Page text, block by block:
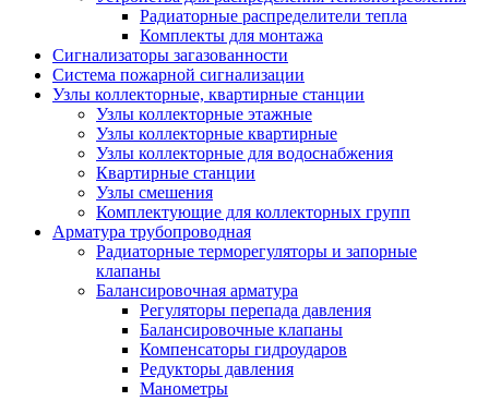
Радиаторные распределители тепла
Комплекты для монтажа
Сигнализаторы загазованности
Система пожарной сигнализации
Узлы коллекторные, квартирные станции
Узлы коллекторные этажные
Узлы коллекторные квартирные
Узлы коллекторные для водоснабжения
Квартирные станции
Узлы смешения
Комплектующие для коллекторных групп
Арматура трубопроводная
Радиаторные терморегуляторы и запорные
клапаны
Балансировочная арматура
Регуляторы перепада давления
Балансировочные клапаны
Компенсаторы гидроударов
Редукторы давления
Манометры